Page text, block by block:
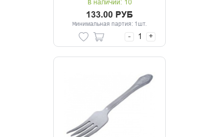
В наличии: 10
133.00 РУБ
Минимальная партия: 1шт.
- +